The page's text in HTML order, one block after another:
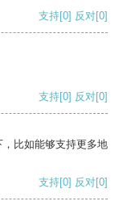
支持[0] 反对[0]
支持[0] 反对[0]
比如能够支持更多地
支持[0] 反对[0]